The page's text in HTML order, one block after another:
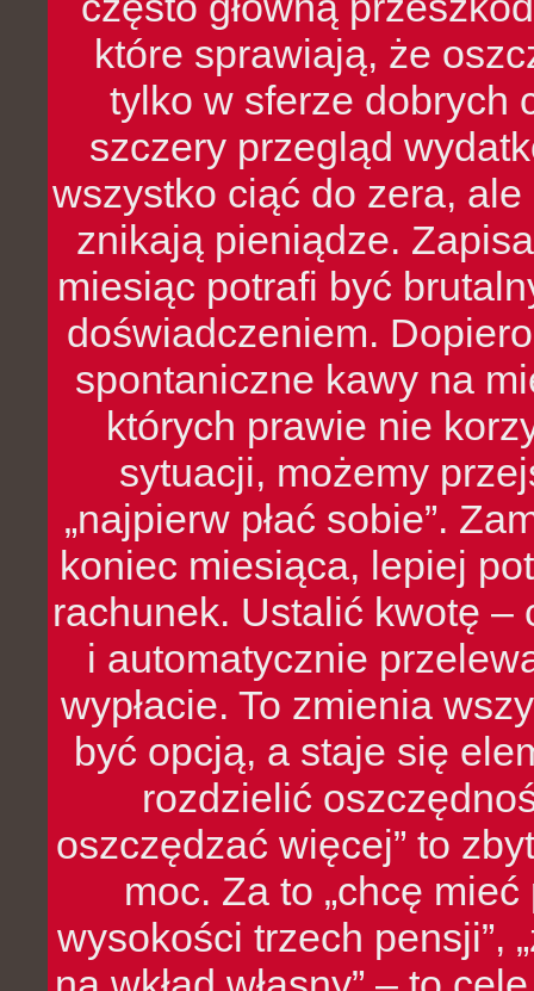
które sprawiają, że
tylko w sferze dobrych
szczery przegląd
wszystko ciąć do zera,
znikają pieniądze.
miesiąc potrafi być
doświadczeniem.
spontaniczne kawy na
których prawie nie
sytuacji, możemy
„najpierw płać sobie”.
koniec miesiąca, lepiej
rachunek. Ustalić kwotę
i automatycznie
wypłacie. To zmienia
być opcją, a staje się
rozdzielić
oszczędzać więcej” to
moc. Za to „chcę
wysokości trzech pensji”,